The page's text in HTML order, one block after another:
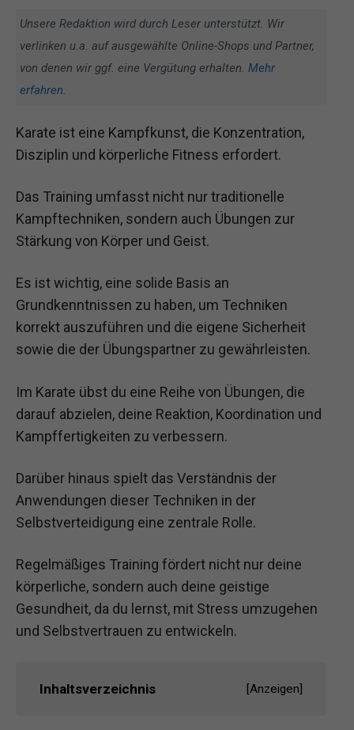
Unsere Redaktion wird durch Leser unterstützt. Wir
verlinken u.a. auf ausgewählte Online-Shops und Partner,
von denen wir ggf. eine Vergütung erhalten. Mehr
erfahren.
Karate ist eine Kampfkunst, die Konzentration,
Disziplin und körperliche Fitness erfordert.
Das Training umfasst nicht nur traditionelle
Kampftechniken, sondern auch Übungen zur
Stärkung von Körper und Geist.
Es ist wichtig, eine solide Basis an
Grundkenntnissen zu haben, um Techniken
korrekt auszuführen und die eigene Sicherheit
sowie die der Übungspartner zu gewährleisten.
Im Karate übst du eine Reihe von Übungen, die
darauf abzielen, deine Reaktion, Koordination und
Kampffertigkeiten zu verbessern.
Darüber hinaus spielt das Verständnis der
Anwendungen dieser Techniken in der
Selbstverteidigung eine zentrale Rolle.
Regelmäßiges Training fördert nicht nur deine
körperliche, sondern auch deine geistige
Gesundheit, da du lernst, mit Stress umzugehen
und Selbstvertrauen zu entwickeln.
Inhaltsverzeichnis [Anzeigen]